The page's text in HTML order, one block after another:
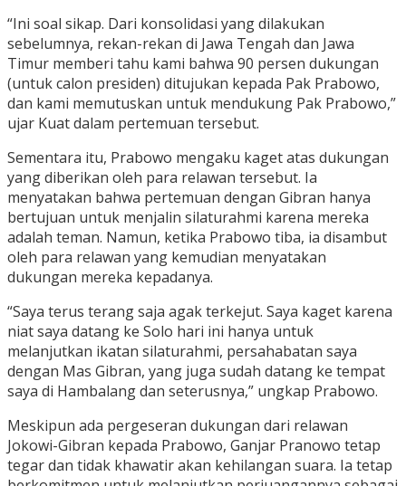
“Ini soal sikap. Dari konsolidasi yang dilakukan
sebelumnya, rekan-rekan di Jawa Tengah dan Jawa
Timur memberi tahu kami bahwa 90 persen dukungan
(untuk calon presiden) ditujukan kepada Pak Prabowo,
dan kami memutuskan untuk mendukung Pak Prabowo,”
ujar Kuat dalam pertemuan tersebut.
Sementara itu, Prabowo mengaku kaget atas dukungan
yang diberikan oleh para relawan tersebut. Ia
menyatakan bahwa pertemuan dengan Gibran hanya
bertujuan untuk menjalin silaturahmi karena mereka
adalah teman. Namun, ketika Prabowo tiba, ia disambut
oleh para relawan yang kemudian menyatakan
dukungan mereka kepadanya.
“Saya terus terang saja agak terkejut. Saya kaget karena
niat saya datang ke Solo hari ini hanya untuk
melanjutkan ikatan silaturahmi, persahabatan saya
dengan Mas Gibran, yang juga sudah datang ke tempat
saya di Hambalang dan seterusnya,” ungkap Prabowo.
Meskipun ada pergeseran dukungan dari relawan
Jokowi-Gibran kepada Prabowo, Ganjar Pranowo tetap
tegar dan tidak khawatir akan kehilangan suara. Ia tetap